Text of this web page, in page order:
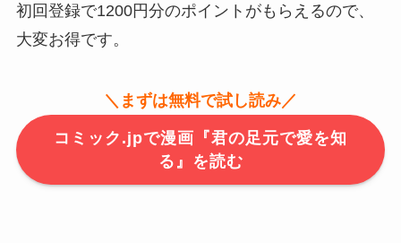
初回登録で1200円分のポイントがもらえるので、
大変お得です。
＼まずは無料で試し読み／
コミック.jpで漫画『君の足元で愛を知
る』を読む